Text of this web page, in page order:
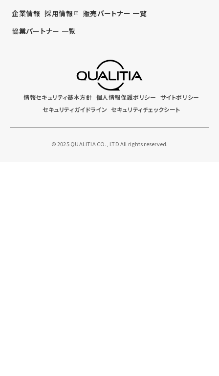
企業情報 採用情報
販売パートナー 一覧
協業パートナー 一覧
情報セキュリティ基本方針 個人情報保護ポリシー サイトポリシー
セキュリティガイドライン セキュリティチェックシート
© 2025 QUALITIA CO., LTD All rights reserved.